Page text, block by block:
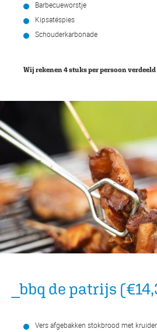
Barbecueworstje
Kipsatéspies
Schouderkarbonade
Wij rekenen 4 stuks per persoon
_bbq de patrijs
Vers afgebakken stokbrood met